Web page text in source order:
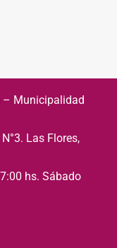
– Municipalidad
Las Flores,
hs. Sábado